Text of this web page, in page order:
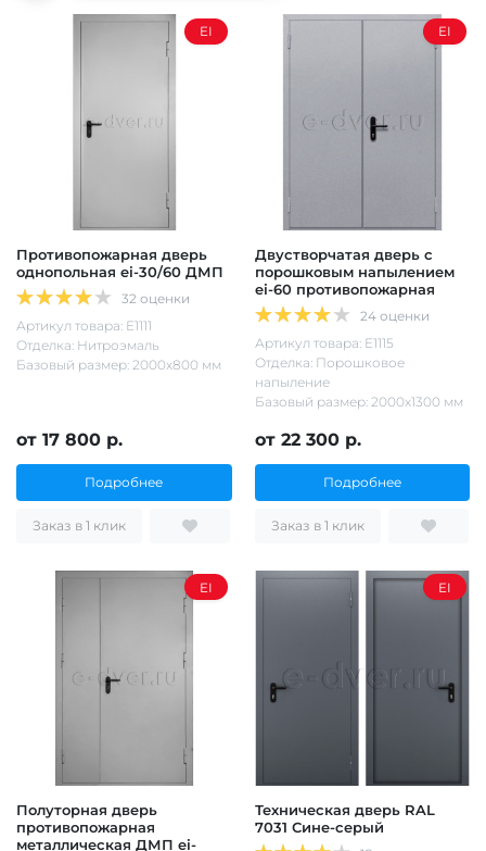
EI
Противопожарная дверь
однопольная ei-30/60 ДМП
32 оценки
Артикул товара: Е1111
Отделка: Нитроэмаль
Базовый размер: 2000х800 мм
от 17 800 р.
Подробнее
Заказ в 1 клик
EI
Двустворчатая дверь с
порошковым напылением
ei-60 противопожарная
24 оценки
Артикул товара: Е1115
Отделка: Порошковое
напыление
Базовый размер: 2000х1300 мм
от 22 300 р.
Подробнее
Заказ в 1 клик
EI
Полуторная дверь
противопожарная
металлическая ДМП ei-
EI
Техническая дверь RAL
7031 Сине-серый